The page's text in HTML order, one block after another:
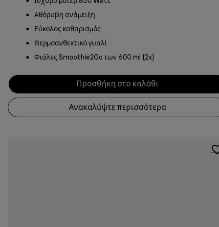
Αθόρυβη ανάμειξη
Εύκολος καθαρισμός
Θερμοανθεκτικό γυαλί
Φιάλες Smoothie2Go των 600 ml (2x)
Προσθήκη στο καλάθι
Ανακαλύψτε περισσότερα